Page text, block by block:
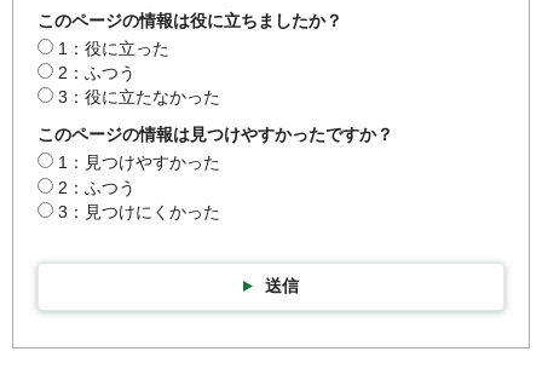
このページの情報は役に立ちましたか？
1：役に立った
2：ふつう
3：役に立たなかった
このページの情報は見つけやすかったですか？
1：見つけやすかった
2：ふつう
3：見つけにくかった
送信